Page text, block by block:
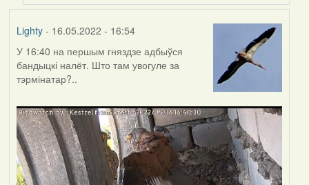
Lighty- 16.05.2022 - 16:54
У 16:40 на першым гняздзе адбыўся
бандыцкі налёт. Што там увогуле за
тэрмінатар?..